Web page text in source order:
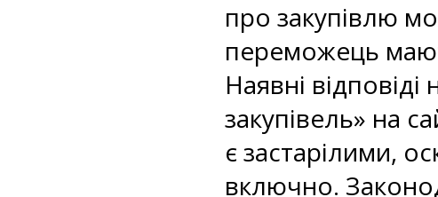
про закупівлю
переможець
Наявні
закупівель» на
є застарілими,
включно.